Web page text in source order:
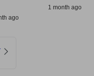
1 month ago
ago